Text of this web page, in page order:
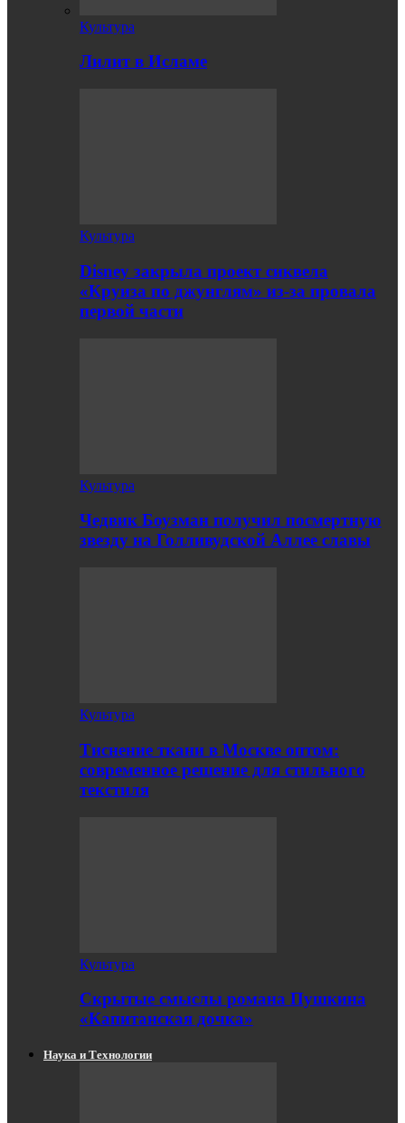
Культура
Лилит в Исламе
Культура
Disney закрыла проект сиквела
«Круиза по джунглям» из-за провала
первой части
Культура
Чедвик Боузман получил посмертную
звезду на Голливудской Аллее славы
Культура
Тиснение ткани в Москве оптом:
современное решение для стильного
текстиля
Культура
Скрытые смыслы романа Пушкина
«Капитанская дочка»
Наука и Технологии